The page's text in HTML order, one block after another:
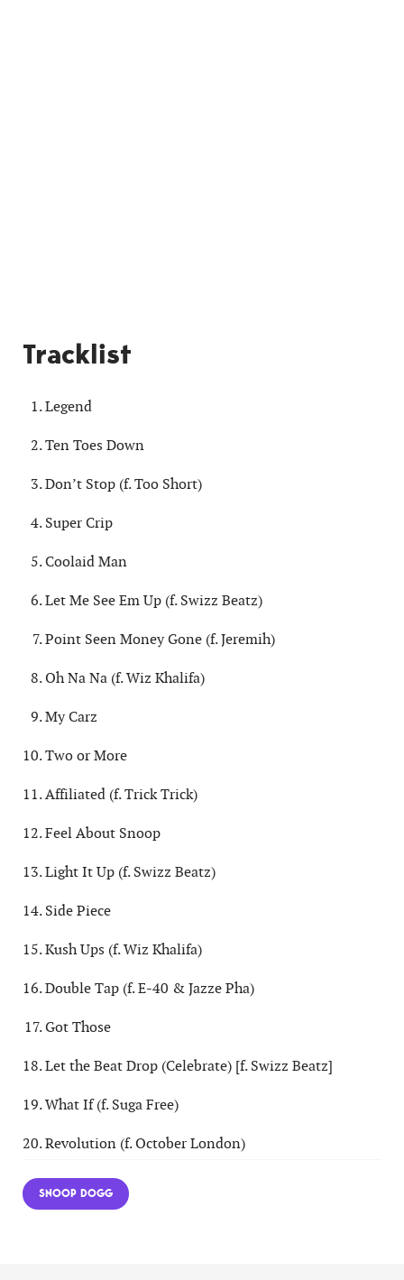
Tracklist
Legend
Ten Toes Down
Don’t Stop (f. Too Short)
Super Crip
Coolaid Man
Let Me See Em Up (f. Swizz Beatz)
Point Seen Money Gone (f. Jeremih)
Oh Na Na (f. Wiz Khalifa)
My Carz
Two or More
Affiliated (f. Trick Trick)
Feel About Snoop
Light It Up (f. Swizz Beatz)
Side Piece
Kush Ups (f. Wiz Khalifa)
Double Tap (f. E-40 & Jazze Pha)
Got Those
Let the Beat Drop (Celebrate) [f. Swizz Beatz]
What If (f. Suga Free)
Revolution (f. October London)
SNOOP DOGG